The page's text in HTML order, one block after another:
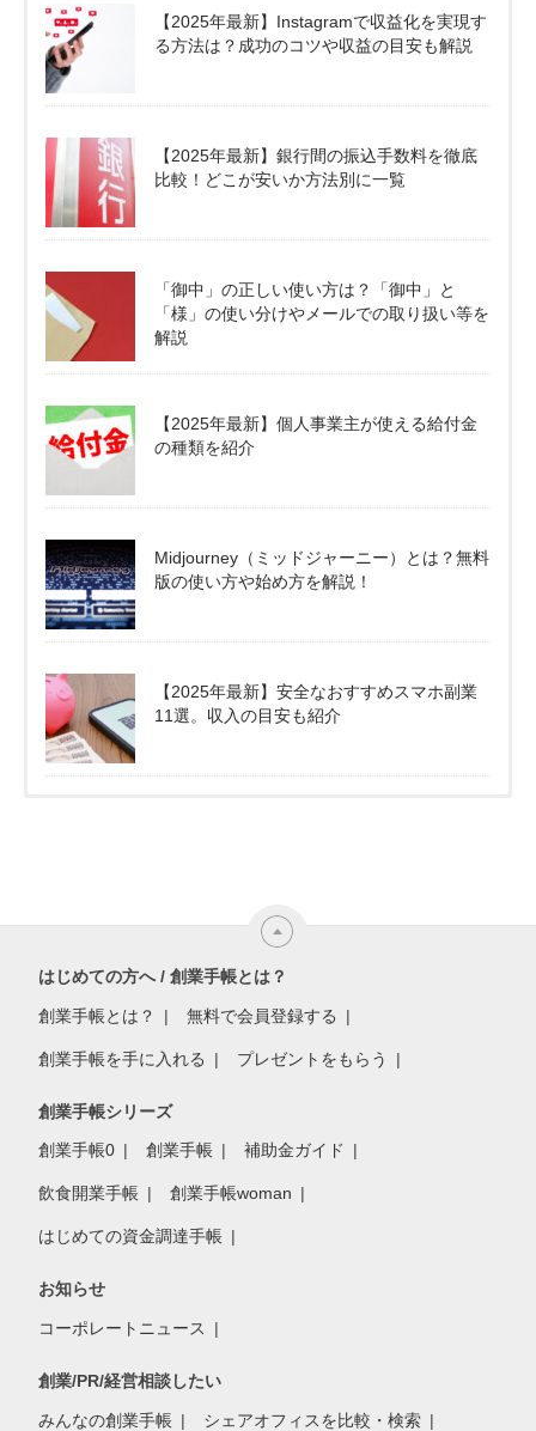
【2025年最新】Instagramで収益化を実現す
る方法は？成功のコツや収益の目安も解説
【2025年最新】銀行間の振込手数料を徹底
比較！どこが安いか方法別に一覧
「御中」の正しい使い方は？「御中」と
「様」の使い分けやメールでの取り扱い等を
解説
【2025年最新】個人事業主が使える給付金
の種類を紹介
Midjourney（ミッドジャーニー）とは？無料
版の使い方や始め方を解説！
【2025年最新】安全なおすすめスマホ副業
11選。収入の目安も紹介
はじめての方へ / 創業手帳とは？
創業手帳とは？ 無料で会員登録する
創業手帳を手に入れる プレゼントをもらう
創業手帳シリーズ
創業手帳0 創業手帳 補助金ガイド
飲食開業手帳 創業手帳woman
はじめての資金調達手帳
お知らせ
コーポレートニュース
創業/PR/経営相談したい
みんなの創業手帳 シェアオフィスを比較・検索